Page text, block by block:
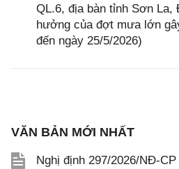
QL.6, địa bàn tỉnh Sơn La,
hưởng của đợt mưa lớn
đến ngày 25/5/2026)
VĂN BẢN MỚI NHẤT
Nghị định 297/2026/NĐ-